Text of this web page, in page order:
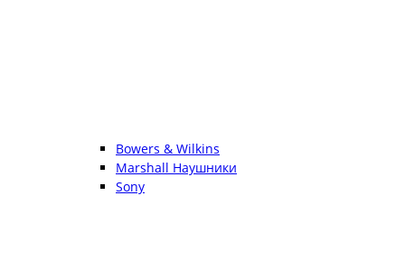
Bowers & Wilkins
Marshall Наушники
Sony